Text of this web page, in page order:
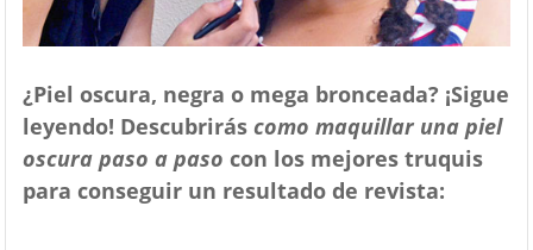
¿Piel oscura, negra o mega bronceada? ¡Sigue
leyendo! Descubrirás como maquillar una piel
oscura paso a paso con los mejores truquis
para conseguir un resultado de revista: